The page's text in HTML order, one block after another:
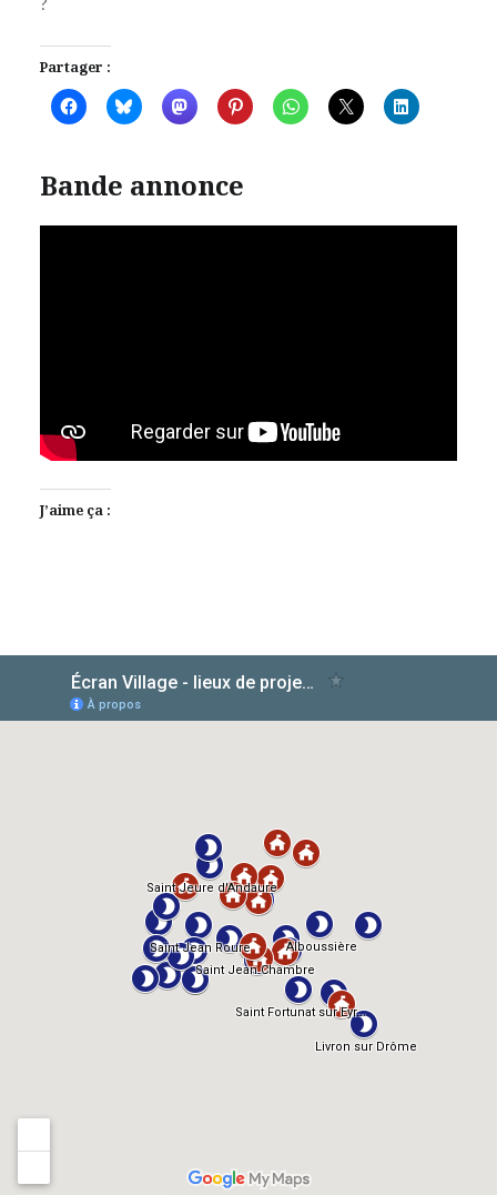
Partager :
Bande annonce
J’aime ça :
AlloCiné